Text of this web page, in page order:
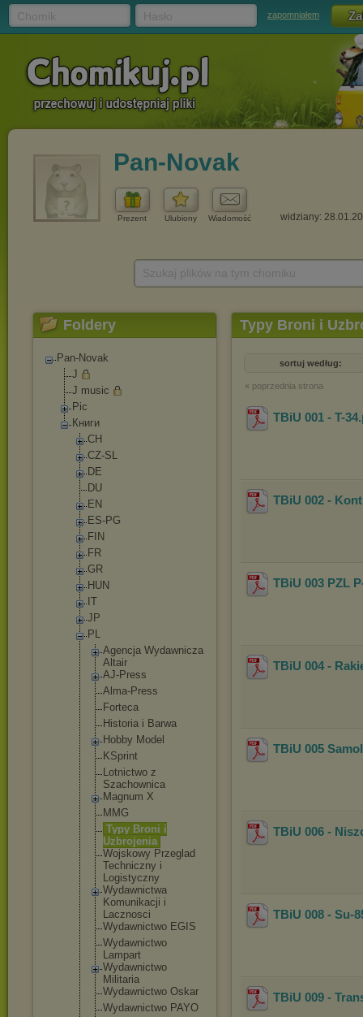
zapomniałem
Pan-Novak
Prezent Ulubiony Wiadomość widziany:
Foldery
Pan-Novak
J
J music
Pic
Книги
CH
CZ-SL
DE
DU
EN
ES-PG
FIN
FR
GR
HUN
IT
JP
PL
Agencja Wydawnicza
Altair
AJ-Press
Alma-Press
Forteca
Historia i Barwa
Hobby Model
KSprint
Lotnictwo z
Szachownica
Magnum X
MMG
Typy Broni i
Uzbrojenia
Wojskowy Przeglad
Techniczny i
Logistyczny
Wydawnictwa
Komunikacji i
Lacznosci
Wydawnictwo EGIS
Wydawnictwo
Lampart
Wydawnictwo
Militaria
Wydawnictwo Oskar
Wydawnictwo PAYO
Typy Broni i
sortuj według:
« poprzednia strona
TBiU 001 - T-34
TBiU 002 -
TBiU 003 PZL
TBiU 004 -
TBiU 005
TBiU 006 -
TBiU 008 - Su-
TBiU 009 -